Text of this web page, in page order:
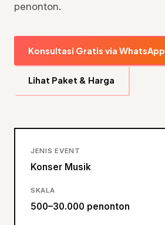
penonton.
Konsultasi Gratis via WhatsApp
Lihat Paket & Harga
JENIS EVENT
Konser Musik
SKALA
500–30.000 penonton